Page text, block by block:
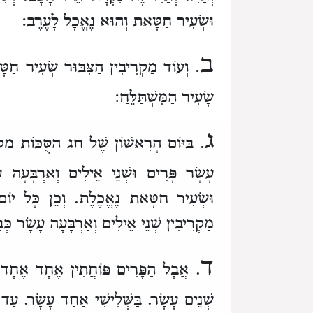
וּשְׂעִיר חַטָּאת וְהוּא נֶאֱכָל לָעֶרֶב:
ב. וְעוֹד מַקְרִיבִין הַצִּבּוּר שְׂעִיר
שָׂעִיר הַמִּשְׁתַּלֵּחַ:
ג. בַּיּוֹם הָרִאשׁוֹן שֶׁל חַג הַסֻּכּוֹת
עָשָׂר פָּרִים וּשְׁנֵי אֵילִים
וּשְׂעִיר חַטָּאת נֶאֱכֶלֶת. וְכֵן כָּל
מַקְרִיבִין שְׁנֵי אֵילִים וְאַרְבָּעָה עָשָׂר
ד. אֲבָל הַפָּרִים פּוֹחֲתִין אֶחָד אֶחָד
שְׁנֵים עָשָׂר. בַּשְּׁלִישִׁי אַחַד עָשָׂר. עַד